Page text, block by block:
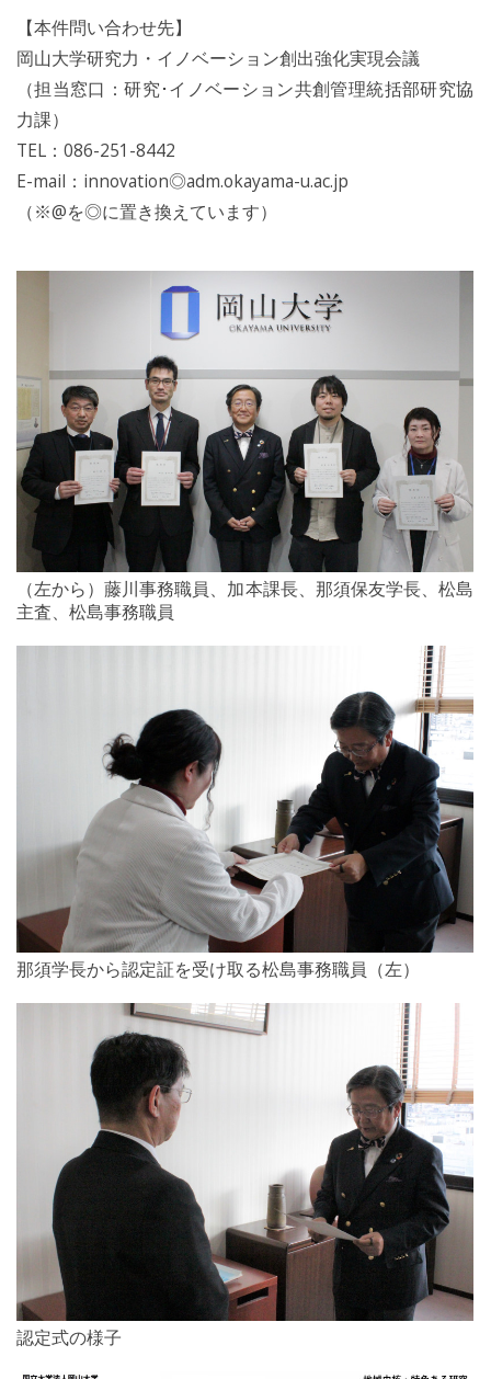
【本件問い合わせ先】
岡山大学研究力・イノベーション創出強化実現会議
（担当窓口：研究･イノベーション共創管理統括部研究協
力課）
TEL：086-251-8442
E-mail：innovation◎adm.okayama-u.ac.jp
（※@を◎に置き換えています）
（左から）藤川事務職員、加本課長、那須保友学長、松島
主査、松島事務職員
那須学長から認定証を受け取る松島事務職員（左）
認定式の様子